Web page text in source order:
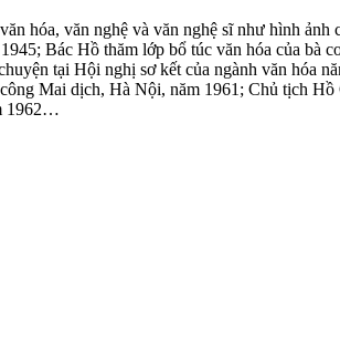
hóa, văn nghệ và văn nghệ sĩ như hình ảnh
Bác Hồ thăm lớp bổ túc văn hóa của bà
tại Hội nghị sơ kết của ngành văn hóa
Mai dịch, Hà Nội, năm 1961; Chủ tịch
1962…